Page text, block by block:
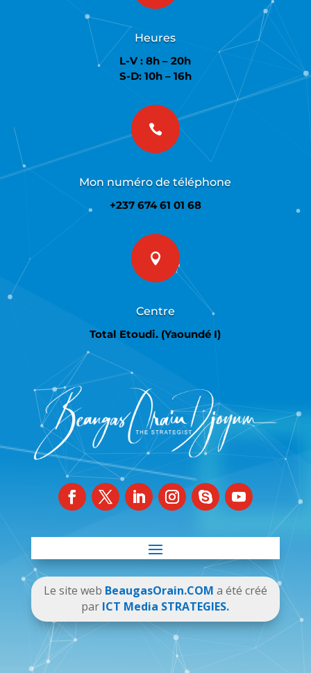
Heures
L-V : 8h – 20h
S-D: 10h – 16h

Mon numéro de téléphone
+237 674 61 01 68

Centre
Total Etoudi. (Yaoundé I)
Le site web BeaugasOrain.COM a été créé
par ICT Media STRATEGIES.